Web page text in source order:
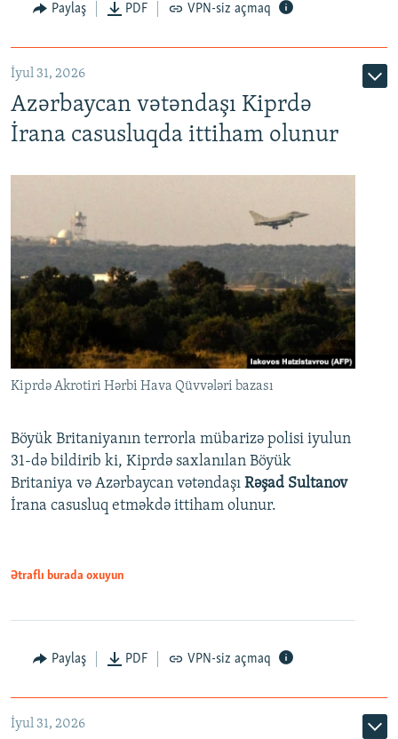
Paylaş PDF VPN-siz açmaq
İyul 31, 2026
Azərbaycan vətəndaşı Kiprdə
İrana casusluqda ittiham olunur
Kiprdə Akrotiri Hərbi Hava Qüvvələri bazası
Böyük Britaniyanın terrorla mübarizə polisi iyulun
31-də bildirib ki, Kiprdə saxlanılan Böyük
Britaniya və Azərbaycan vətəndaşı Rəşad Sultanov
İrana casusluq etməkdə ittiham olunur.
Ətraflı burada oxuyun
Paylaş PDF VPN-siz açmaq
İyul 31, 2026